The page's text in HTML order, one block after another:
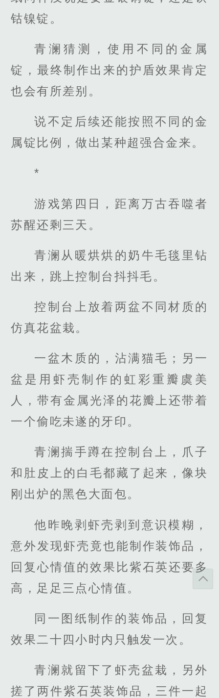
钴镍锭。
青澜猜测，使用不同的金属
锭，最终制作出来的护盾效果肯定
也会有所差别。
说不定后续还能按照不同的金
属锭比例，做出某种超强合金来。
*
游戏第四日，距离万古吞噬者
苏醒还剩三天。
青澜从暖烘烘的奶牛毛毯里钻
出来，跳上控制台抖抖毛。
控制台上放着两盆不同材质的
仿真花盆栽。
一盆木质的，沾满猫毛；另一
盆是用虾壳制作的虹彩重瓣虞美
人，带有金属光泽的花瓣上还带着
一个偷吃未遂的牙印。
青澜揣手蹲在控制台上，爪子
和肚皮上的白毛都藏了起来，像块
刚出炉的黑色大面包。
他昨晚剥虾壳剥到意识模糊，
意外发现虾壳竟也能制作装饰品，
回复心情值的效果比紫石英还要多
高，足足三点心情值。
同一图纸制作的装饰品，回复
效果二十四小时内只触发一次。
青澜就留下了虾壳盆栽，另外
搓了两件紫石英装饰品，三件一起